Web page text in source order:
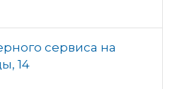
сервиса на
14